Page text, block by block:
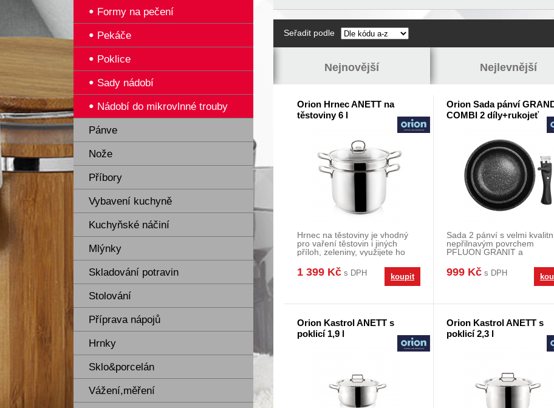
Formy na pečení
Pekáče
Poklice
Sady nádobí
Nádobí do mikrovlnné trouby
Pánve
Nože
Příbory
Vybavení kuchyně
Kuchyňské náčiní
Mlýnky
Skladování potravin
Stolování
Příprava nápojů
Hrnky
Sklo&porcelán
Vážení,měření
Seřadit podle
Nejnovější Nejlevnější
Orion Hrnec ANETT na
těstoviny 6 l
Hrnec na těstoviny je vhodný
pro vaření těstovin i jiných
příloh, zeleniny, využijete ho
1 399 Kč s DPH koupit
Orion Sada pánví
COMBI 2 díly+rukojeť
Sada 2 pánví s velmi
nepřilnavým povrchem
PFLUON GRANIT a
ni
999 Kč s DPH
Orion Kastrol ANETT s
poklicí 1,9 l
Orion Kastrol ANETT s
poklicí 2,3 l